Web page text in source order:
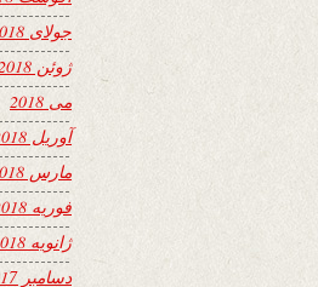
جولای 2018
ژوئن 2018
می 2018
آوریل 2018
مارس 2018
فوریه 2018
ژانویه 2018
دسامبر 2017